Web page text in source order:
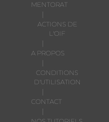
MENTORAT
ACTIONS DE
L'OIF
A PROPOS
CONDITIONS
D'UTILISATION
CONTACT